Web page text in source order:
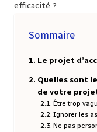
efficacité ?
Sommaire
Le projet
Quelles sont
de votre projet
Être trop
Ignorer les
Ne pas